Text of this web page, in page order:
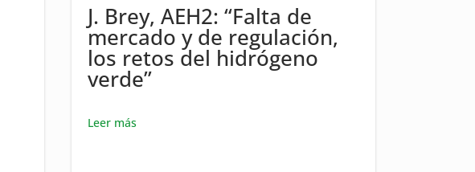
J. Brey, AEH2: “Falta de
mercado y de regulación,
los retos del hidrógeno
verde”
Leer más